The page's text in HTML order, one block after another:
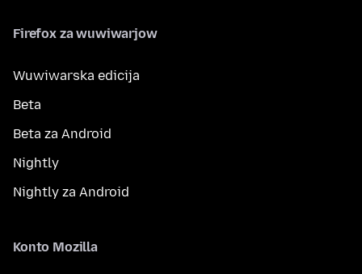
Firefox za wuwiwarjow
Wuwiwarska edicija
Beta
Beta za Android
Nightly
Nightly za Android
Konto Mozilla